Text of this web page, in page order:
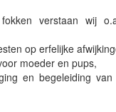
verstaan wij
op erfelijke
moeder en pups,
en begeleiding